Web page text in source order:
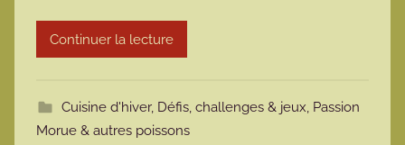
r
t
e
Continuer la lecture
Cuisine d'hiver, Défis, challenges & jeux, Passion
Morue & autres poissons